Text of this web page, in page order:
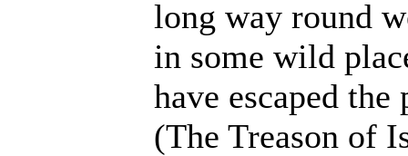
long way round
in some wild
have escaped
(The Treason of